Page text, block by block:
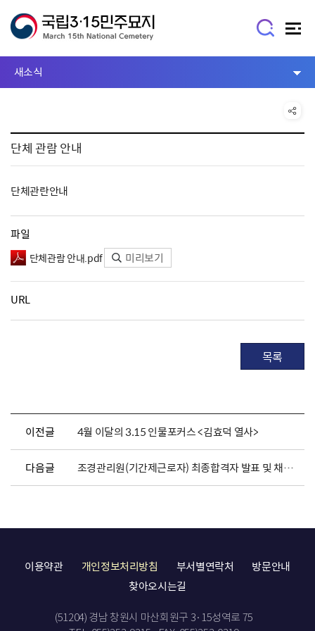
새소식
단체 관람 안내
단체관란안내
파일
단체관람 안내.pdf 미리보기
URL
목록
이전글 4월 이달의 3.15 인물포커스 <김효덕 열사>
다음글 조경관리원(기간제근로자) 최종합격자 발표 및 채용서류 제출 안내
이용약관 개인정보처리방침 부서별연락처
방문안내
찾아오시는길
(51204) 경남 창원시 마산회원구 3·15성역로 75